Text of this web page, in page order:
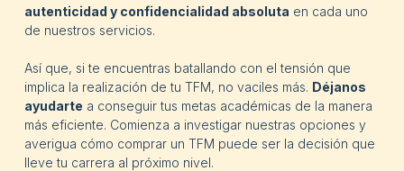
autenticidad y confidencialidad absoluta en cada uno
de nuestros servicios.
Así que, si te encuentras batallando con el tensión que
implica la realización de tu TFM, no vaciles más. Déjanos
ayudarte a conseguir tus metas académicas de la manera
más eficiente. Comienza a investigar nuestras opciones y
averigua cómo comprar un TFM puede ser la decisión que
lleve tu carrera al próximo nivel.